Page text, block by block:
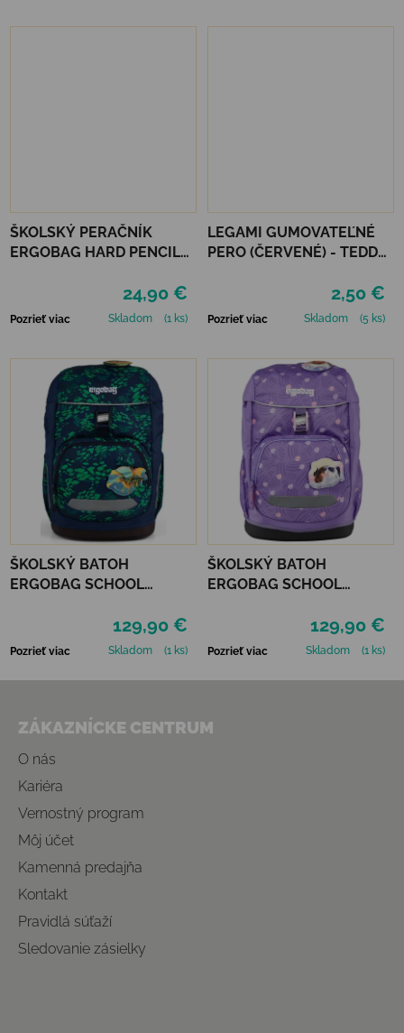
ŠKOLSKÝ PERAČNÍK
ERGOBAG HARD PENCIL
24,90 €
Pozrieť viac Skladom (1 ks)
LEGAMI GUMOVATEĽNÉ
PERO (ČERVENÉ) - TEDDY
2,50 €
Pozrieť viac Skladom (5 ks)
ŠKOLSKÝ BATOH
ERGOBAG SCHOOL
FIREBEAR DRAGON129,90 €
Pozrieť viac Skladom (1 ks)
ŠKOLSKÝ BATOH
ERGOBAG SCHOOL
PONYBEARADISE129,90 €
Pozrieť viac Skladom (1 ks)
ZÁKAZNÍCKE CENTRUM
O nás
Kariéra
Vernostný program
Môj účet
Kamenná predajňa
Kontakt
Pravidlá súťaží
Sledovanie zásielky